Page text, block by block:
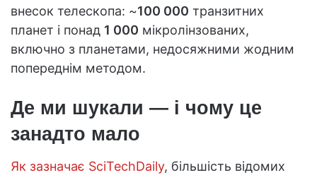
внесок телескопа: ~100 000 транзитних
планет і понад 1 000 мікролінзованих,
включно з планетами, недосяжними жодним
попереднім методом.
Де ми шукали — і чому це
занадто мало
Як зазначає SciTechDaily, більшість відомих